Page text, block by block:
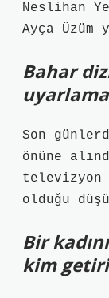
Neslihan
Ayça Üzüm
Bahar
Son
önüne
televizyon
olduğu
Bir
kim